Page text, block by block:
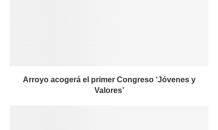
Arroyo acogerá el primer Congreso ‘Jóvenes y
Valores’